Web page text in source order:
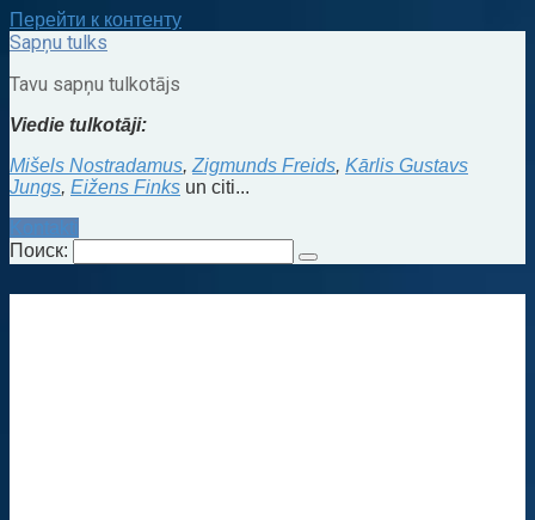
Перейти к контенту
Sapņu tulks
Tavu sapņu tulkotājs
Viedie tulkotāji:
Mišels Nostradamus, Zigmunds Freids, Kārlis Gustavs
Jungs, Eižens Finks un citi...
Kontakti
Поиск: